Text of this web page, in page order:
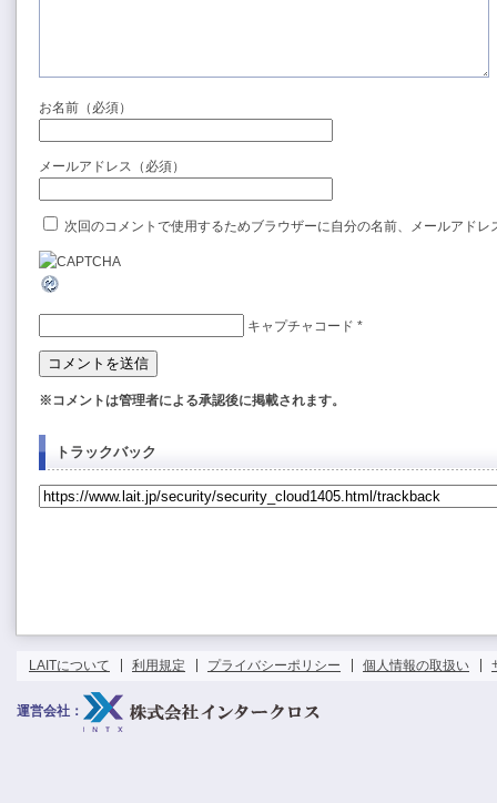
お名前（必須）
メールアドレス（必須）
次回のコメントで使用するためブラウザーに自分の名前、メールアドレ
キャプチャコード *
※コメントは管理者による承認後に掲載されます。
トラックバック
LAITについて 利用規定 プライバシーポリシー 個人情報の取扱い
運営会社：